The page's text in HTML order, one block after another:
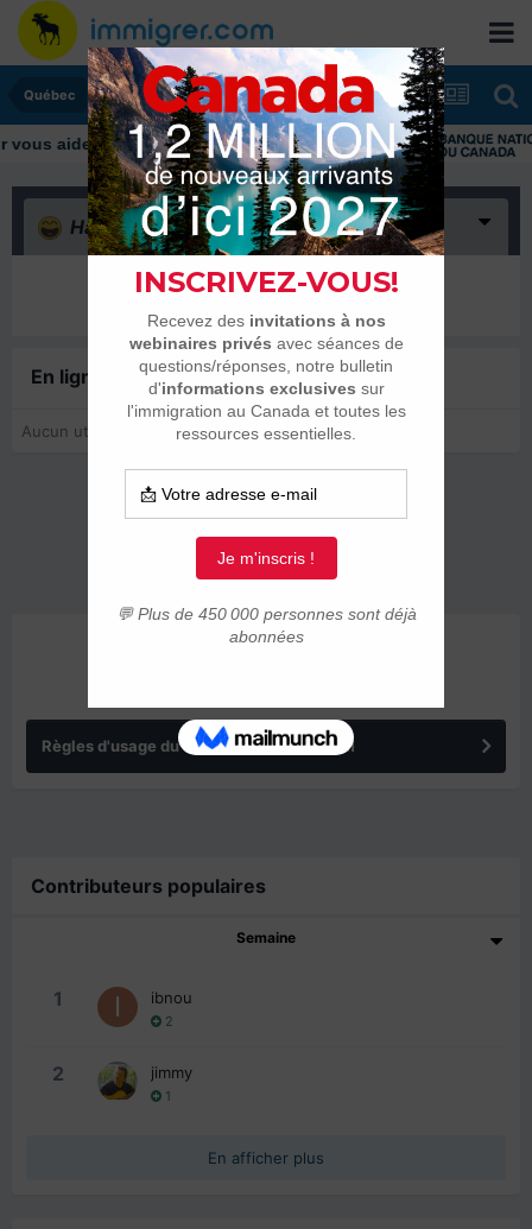
Québec
aider tout au long de votre transition
Haha(0)
Il n’y a encore rien ici
En ligne récemment0 membre est en ligne
Aucun utilisateur enregistré regarde cette page.
Règles d'usage du forum IMMIGRER.COM
Contributeurs populaires
Semaine
1 ibnou
2
2 jimmy
1
En afficher plus